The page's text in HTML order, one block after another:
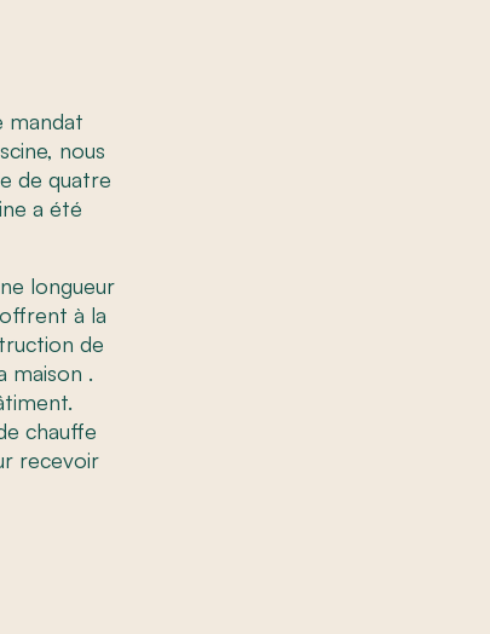
mandat
nous
de quatre
a été
longueur
à la
de
maison .
chauffe
recevoir